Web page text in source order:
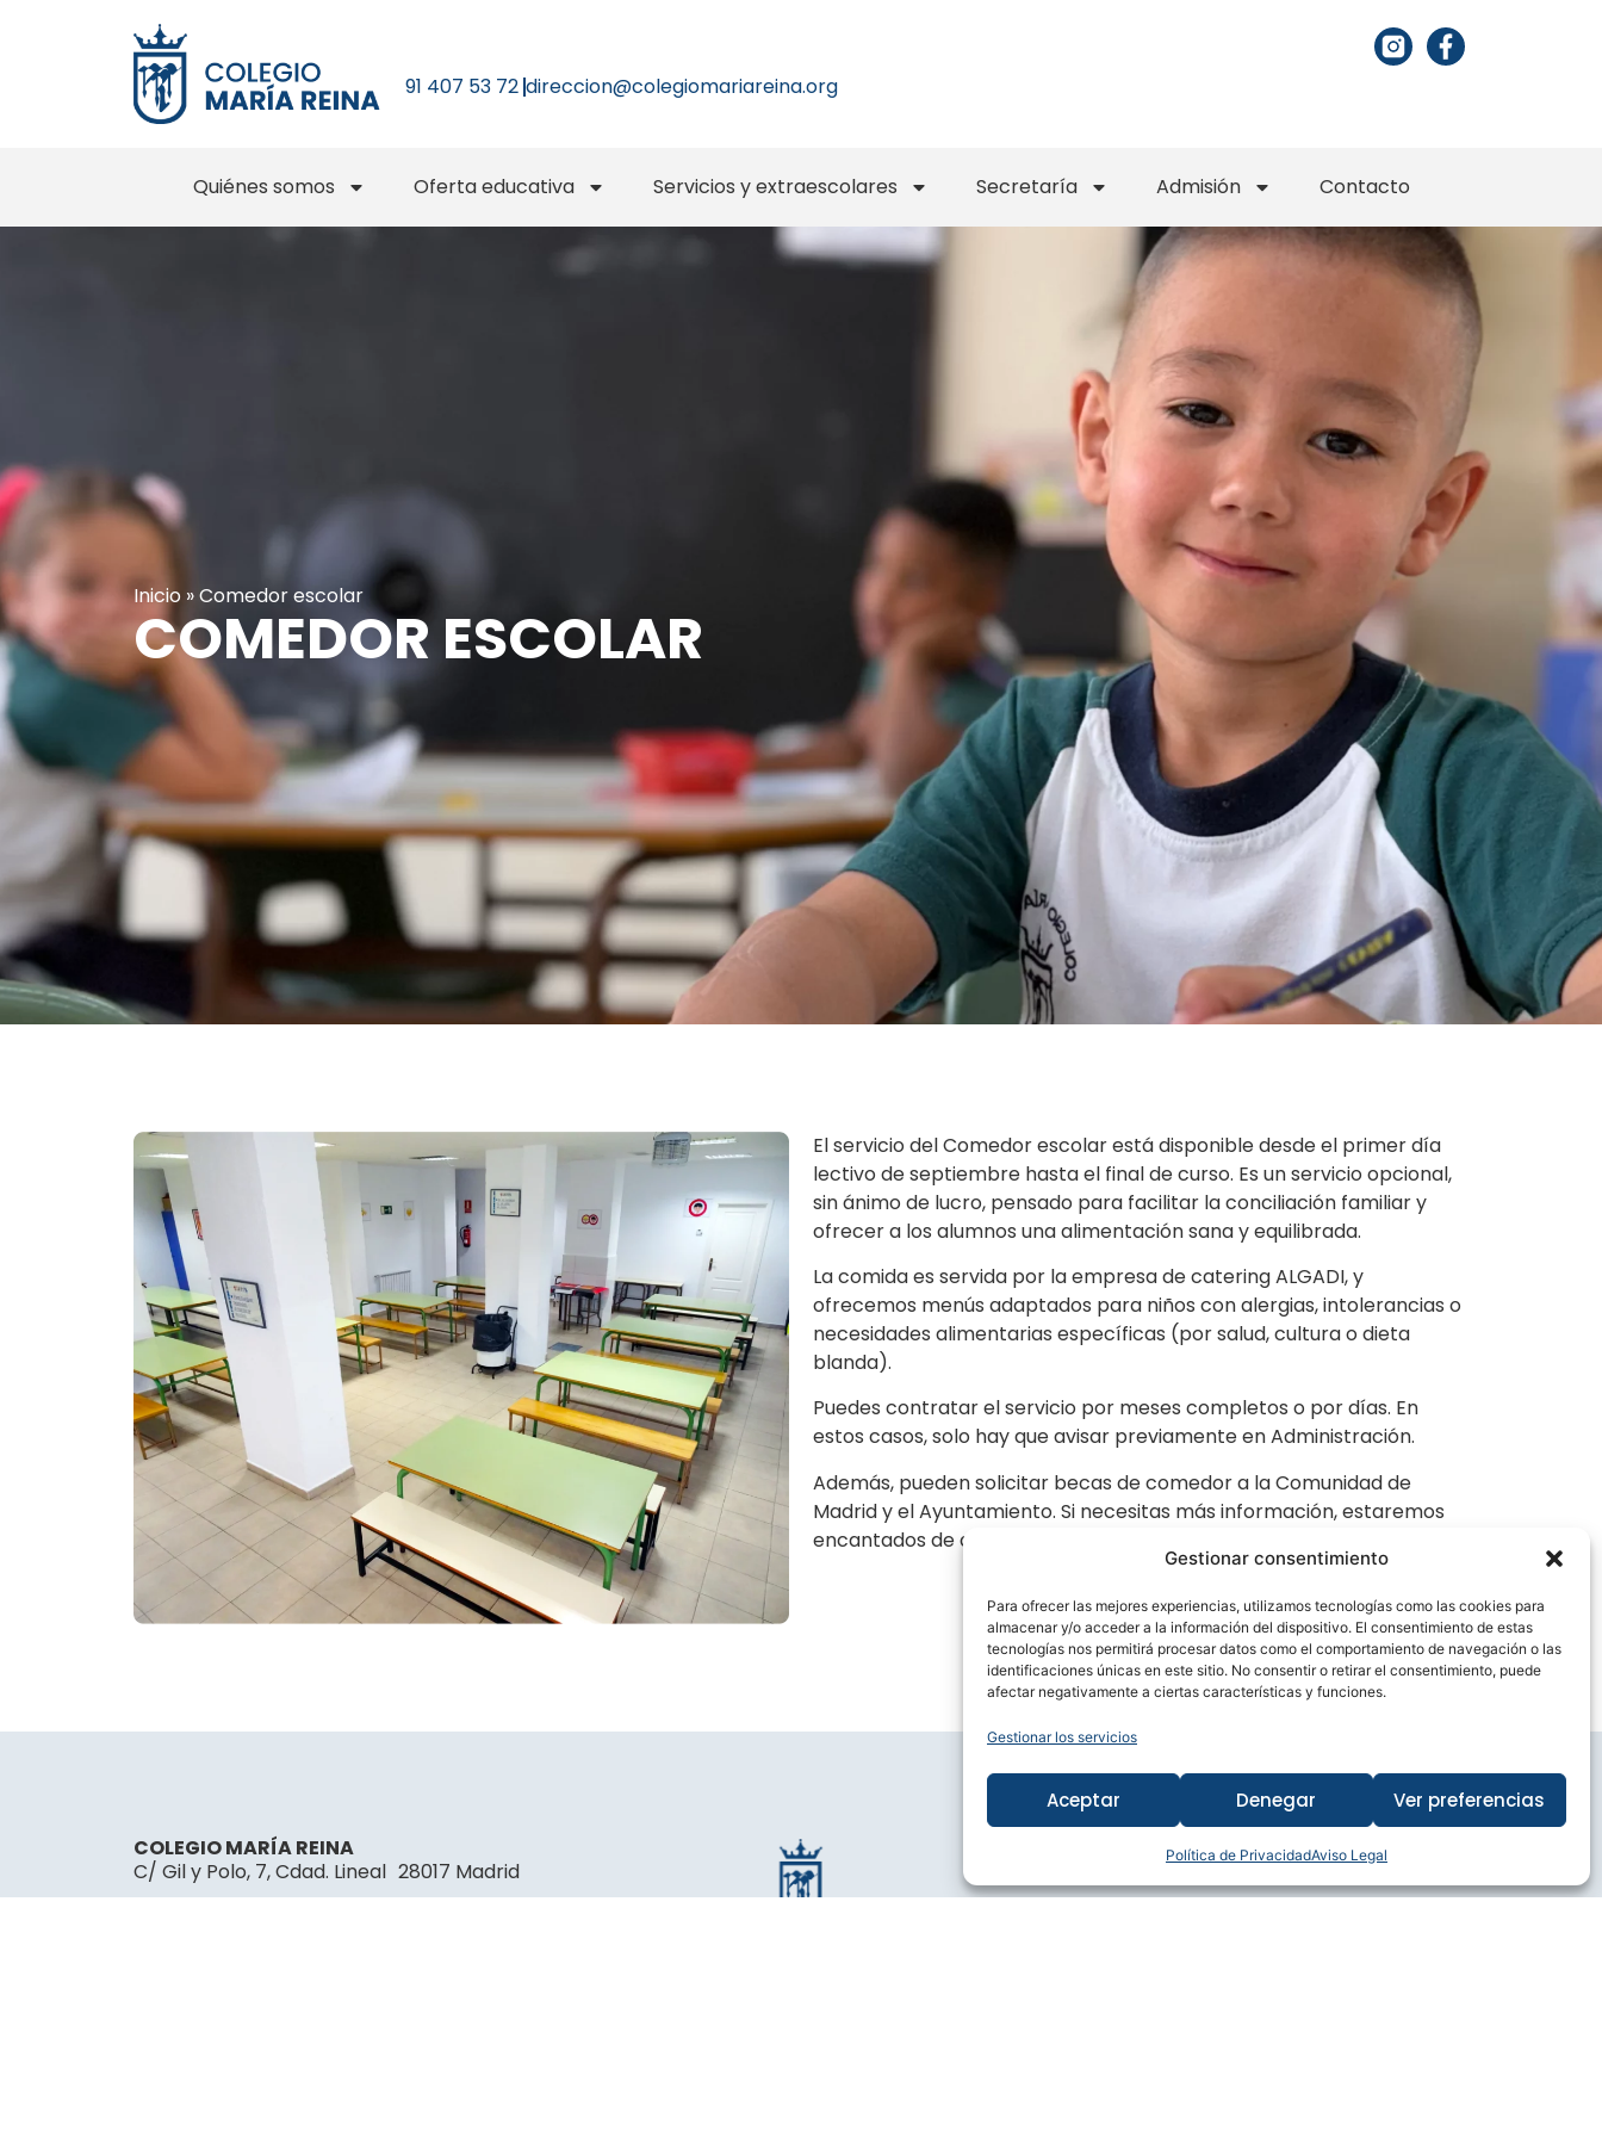
Gestionar consentimiento
Para ofrecer las mejores experiencias, utilizamos tecnologías como las cookies para
almacenar y/o acceder a la información del dispositivo. El consentimiento de estas
tecnologías nos permitirá procesar datos como el comportamiento de navegación o las
identificaciones únicas en este sitio. No consentir o retirar el consentimiento, puede
afectar negativamente a ciertas características y funciones.
Gestionar los servicios
Aceptar Denegar Ver preferencias
Política de PrivacidadAviso Legal
91 407 53 72 direccion@colegiomariareina.org
Quiénes somos Oferta educativa Servicios y extraescolares Secretaría Admisión Contacto
Inicio »Comedor escolar
COMEDOR ESCOLAR
El servicio del Comedor escolar está disponible desde el primer día
lectivo de septiembre hasta el final de curso. Es un servicio opcional,
sin ánimo de lucro, pensado para facilitar la conciliación familiar y
ofrecer a los alumnos una alimentación sana y equilibrada.
La comida es servida por la empresa de catering ALGADI, y
ofrecemos menús adaptados para niños con alergias, intolerancias o
necesidades alimentarias específicas (por salud, cultura o dieta
blanda).
Puedes contratar el servicio por meses completos o por días. En
estos casos, solo hay que avisar previamente en Administración.
Además, pueden solicitar becas de comedor a la Comunidad de
Madrid y el Ayuntamiento. Si necesitas más información, estaremos
encantados de ayudarte en Secretaría.
COLEGIO MARÍA REINA
C/ Gil y Polo, 7, Cdad. Lineal 28017 Madrid
CONDICIONES Y AVISO LEGAL